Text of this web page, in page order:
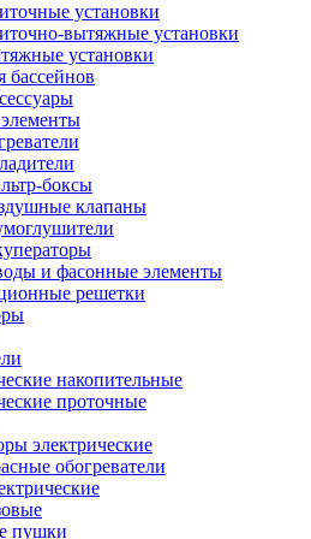
установки
вытяжные установки
установки
бассейнов
боксы
клапаны
и фасонные элементы
решетки
накопительные
проточные
электрические
обогреватели
пушки